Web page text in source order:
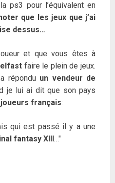
ps3 pour l’équivalent en
que les jeux que j’ai
dessus…
et que vous êtes à
faire le plein de jeux.
répondu un vendeur de
je lui ai dit que son pays
joueurs français:
qui est passé il y a une
fantasy XIII …